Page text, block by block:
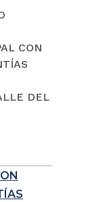
CON
DEL